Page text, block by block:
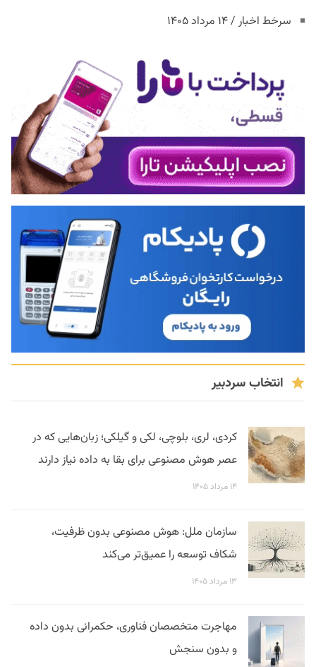
سرخط اخبار / ۱۴ مرداد ۱۴۰۵
انتخاب سردبیر
کردی، لری، بلوچی، لکی و گیلکی؛ زبان‌هایی که در
عصر هوش مصنوعی برای بقا به داده نیاز دارند
۱۴ مرداد ۱۴۰۵
سازمان ملل: هوش مصنوعی بدون ظرفیت،
شکاف توسعه را عمیق‌تر می‌کند
۱۳ مرداد ۱۴۰۵
مهاجرت متخصصان فناوری، حکمرانی بدون داده
و بدون سنجش